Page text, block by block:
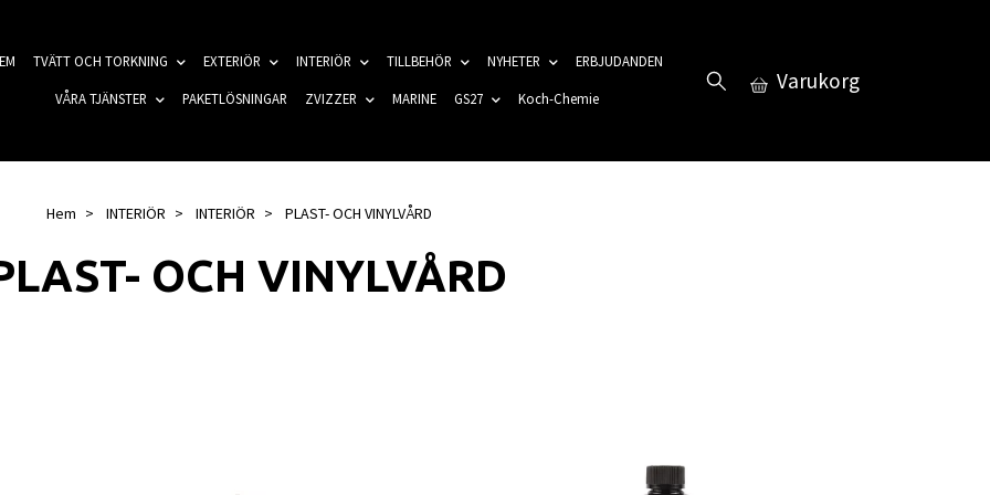
TVÄTT OCH TORKNING EXTERIÖR INTERIÖR TILLBEHÖR NYHETER ERBJUDANDEN
VÅRA TJÄNSTER PAKETLÖSNINGAR ZVIZZER MARINE GS27 Koch-Chemie
Varukorg
Hem INTERIÖR INTERIÖR PLAST- OCH VINYLVÅRD
OCH VINYLVÅRD